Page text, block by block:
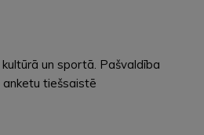
un sportā. Pašvaldība
anketu tiešsaistē